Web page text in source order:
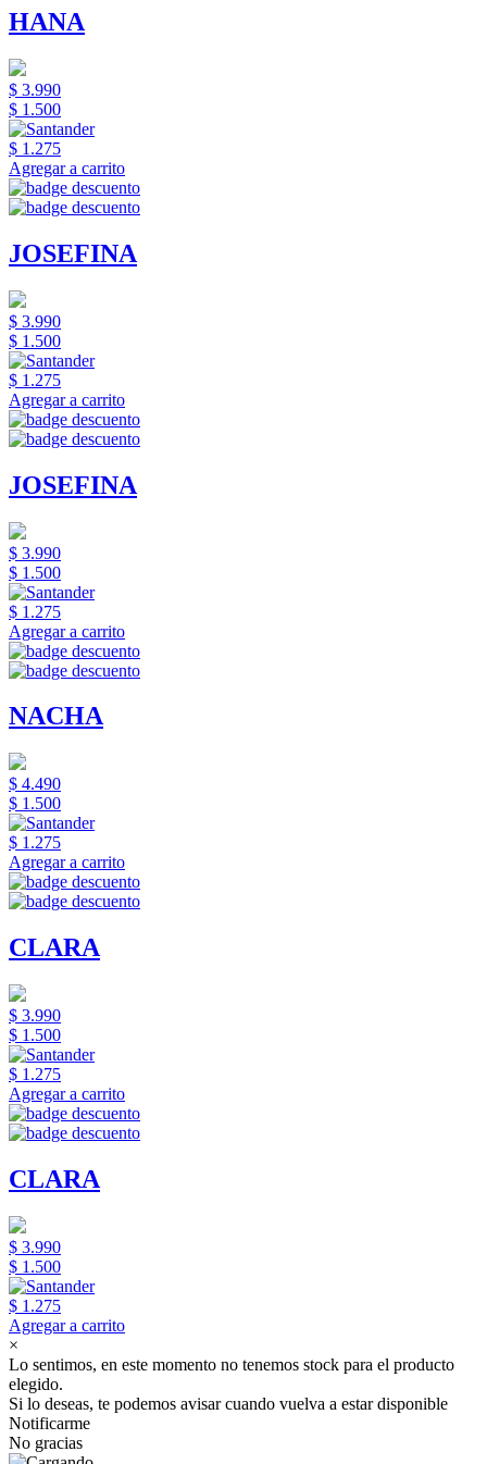
HANA
$ 3.990
$ 1.500
$ 1.275
Agregar a carrito
JOSEFINA
$ 3.990
$ 1.500
$ 1.275
Agregar a carrito
JOSEFINA
$ 3.990
$ 1.500
$ 1.275
Agregar a carrito
NACHA
$ 4.490
$ 1.500
$ 1.275
Agregar a carrito
CLARA
$ 3.990
$ 1.500
$ 1.275
Agregar a carrito
CLARA
$ 3.990
$ 1.500
$ 1.275
Agregar a carrito
×
Lo sentimos, en este momento no tenemos stock para el producto
elegido.
Si lo deseas, te podemos avisar cuando vuelva a estar disponible
Notificarme
No gracias